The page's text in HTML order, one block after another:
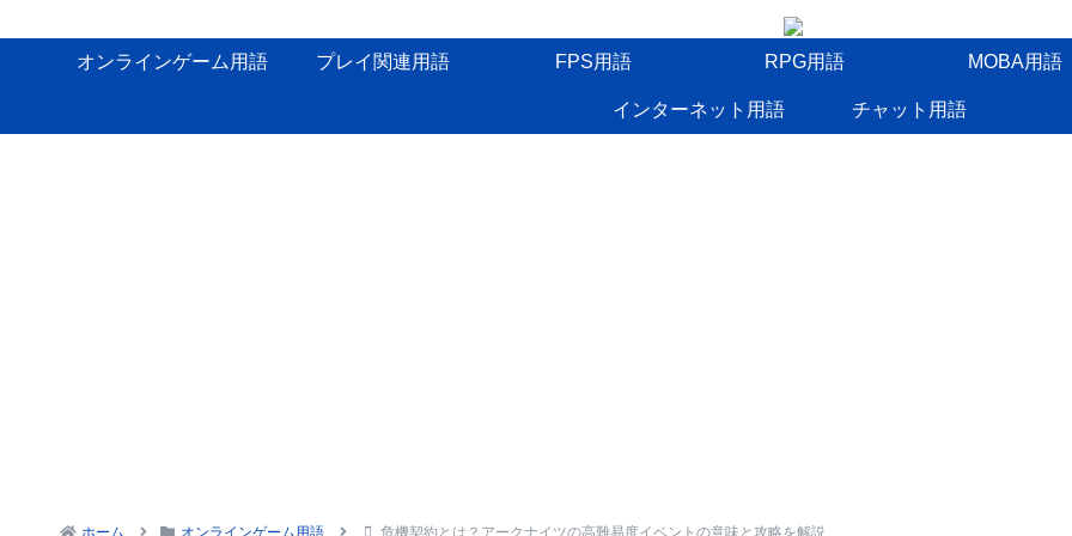
オンラインゲーム用語 プレイ関連用語 FPS用語 RPG用語 MOBA用語
インターネット用語 チャット用語
ホーム オンラインゲーム用語 危機契約とは？アークナイツの高難易度イベントの意味と攻略を解説